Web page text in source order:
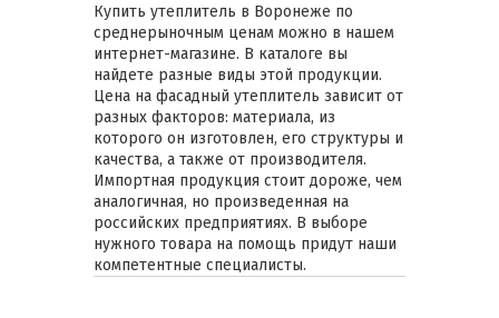
Купить утеплитель в Воронеже по
среднерыночным ценам можно в нашем
интернет-магазине. В каталоге вы
найдете разные виды этой продукции.
Цена на фасадный утеплитель зависит от
разных факторов: материала, из
которого он изготовлен, его структуры и
качества, а также от производителя.
Импортная продукция стоит дороже, чем
аналогичная, но произведенная на
российских предприятиях. В выборе
нужного товара на помощь придут наши
компетентные специалисты.